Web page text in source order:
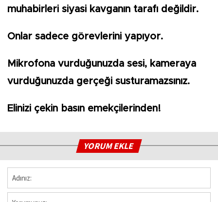
muhabirleri siyasi kavganın tarafı değildir.
Onlar sadece görevlerini yapıyor.
Mikrofona vurduğunuzda sesi, kameraya
vurduğunuzda gerçeği susturamazsınız.
Elinizi çekin basın emekçilerinden!
YORUM EKLE